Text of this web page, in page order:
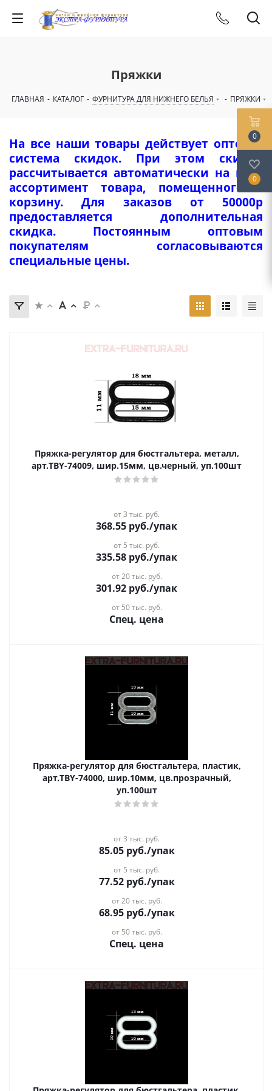
Пряжки
ГЛАВНАЯ - КАТАЛОГ - ФУРНИТУРА ДЛЯ НИЖНЕГО БЕЛЬЯ - ПРЯЖКИ
На все наши товары действует оптовая
система скидок. При этом скидка
рассчитывается автоматически на весь
ассортимент товара, помещенного в
корзину. Для заказов от 50000р
предоставляется дополнительная
скидка. Постоянным оптовым
покупателям согласовываются
специальные цены.
Пряжка-регулятор для бюстгальтера, металл,
арт.TBY-74009, шир.15мм, цв.черный, уп.100шт
от 3 тыс. руб.
368.55 руб./упак
от 5 тыс. руб.
335.58 руб./упак
от 20 тыс. руб.
301.92 руб./упак
от 50 тыс. руб.
Спец. цена
Пряжка-регулятор для бюстгальтера, пластик,
арт.TBY-74000, шир.10мм, цв.прозрачный,
уп.100шт
от 3 тыс. руб.
85.05руб./упак
от 5 тыс. руб.
77.52руб./упак
от 20 тыс. руб.
68.95руб./упак
от 50 тыс. руб.
Спец. цена
0
0